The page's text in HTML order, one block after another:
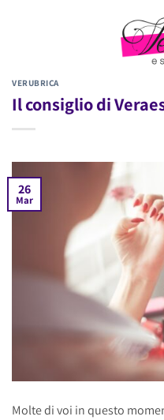
VERUBRICA
Il consiglio di
26
Mar
Molte di voi in questo